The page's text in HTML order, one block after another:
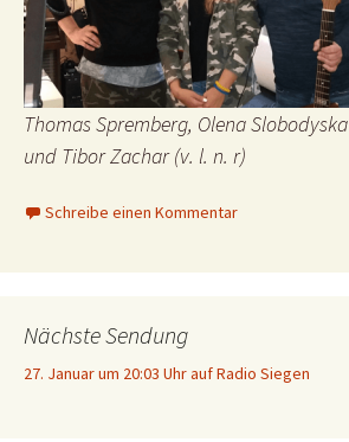
Thomas Spremberg, Olena Slobodyska
und Tibor Zachar (v. l. n. r)
Schreibe einen Kommentar
Nächste Sendung
27. Januar um 20:03 Uhr auf Radio Siegen